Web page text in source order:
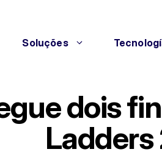
Soluções
dois